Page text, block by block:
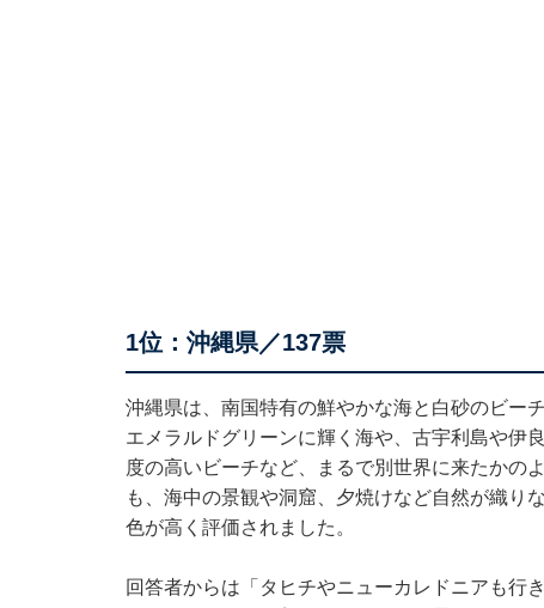
1位：沖縄県／137票
沖縄県は、南国特有の鮮やかな海と白砂のビー
エメラルドグリーンに輝く海や、古宇利島や伊
度の高いビーチなど、まるで別世界に来たかの
も、海中の景観や洞窟、夕焼けなど自然が織り
色が高く評価されました。
回答者からは「タヒチやニューカレドニアも行